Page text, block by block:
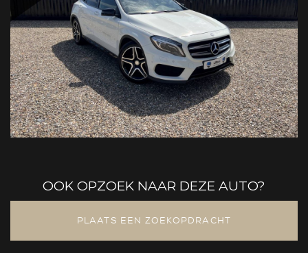
OOK OPZOEK NAAR DEZE AUTO?
PLAATS EEN ZOEKOPDRACHT